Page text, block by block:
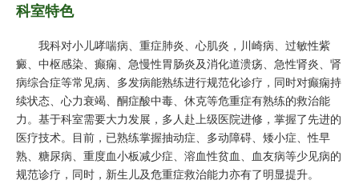
科室特色
我科对小儿哮喘病、重症肺炎、心肌炎，川崎病、过敏性紫
癜、中枢感染、癫痫、急慢性胃肠炎及消化道溃疡、急性肾炎、肾
病综合症等常见病、多发病能熟练进行规范化诊疗，同时对癫痫持
续状态、心力衰竭、酮症酸中毒、休克等危重症有熟练的救治能
力。基于科室需要大力发展，多人赴上级医院进修，掌握了先进的
医疗技术。目前，已熟练掌握抽动症、多动障碍、矮小症、性早
熟、糖尿病、重度血小板减少症、溶血性贫血、血友病等少见病的
规范诊疗，同时，新生儿及危重症救治能力亦有了明显提升。